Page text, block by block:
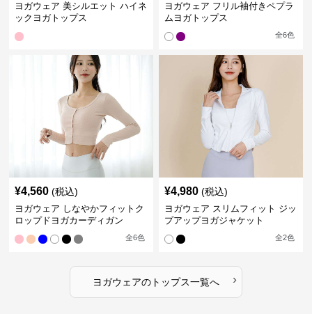
ヨガウェア 美シルエット ハイネ
ックヨガトップス
ヨガウェア フリル袖付きペプラ
ムヨガトップス
全6色
¥4,560 (税込)
ヨガウェア しなやかフィットク
ロップドヨガカーディガン
全6色
¥4,980 (税込)
ヨガウェア スリムフィット ジッ
プアップヨガジャケット
全2色
ヨガウェアのトップス一覧へ ›